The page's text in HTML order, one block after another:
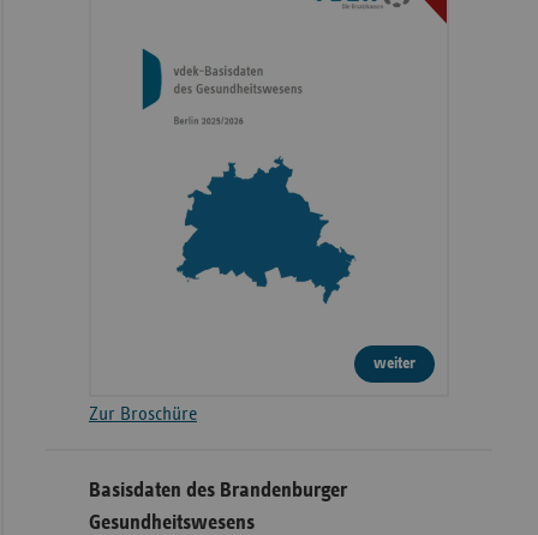
weiter
Zur Broschüre
Basisdaten des Brandenburger
Gesundheitswesens